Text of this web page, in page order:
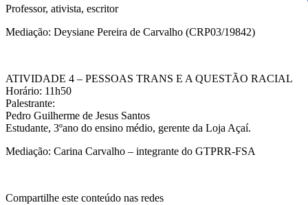
Professor, ativista, escritor
Mediação: Deysiane Pereira de Carvalho (CRP03/19842)
ATIVIDADE 4 – PESSOAS TRANS E A QUESTÃO RACIAL
Horário: 11h50
Palestrante:
Pedro Guilherme de Jesus Santos
Estudante, 3ºano do ensino médio, gerente da Loja Açaí.
Mediação: Carina Carvalho – integrante do GTPRR-FSA
Compartilhe este conteúdo nas redes